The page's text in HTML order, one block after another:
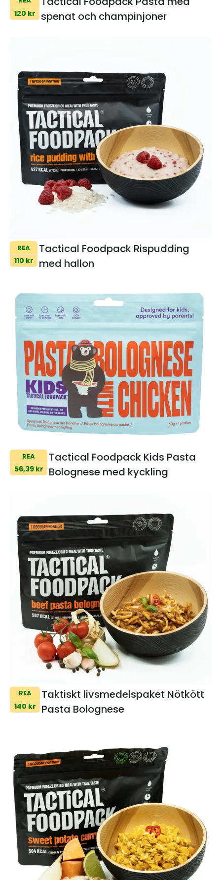
120 kr
spenat och champinjoner
REA
110 kr
Tactical Foodpack Rispudding
med hallon
REA
56,39 kr
Tactical Foodpack Kids Pasta
Bolognese med kyckling
REA
140 kr
Taktiskt livsmedelspaket Nötkött
Pasta Bolognese